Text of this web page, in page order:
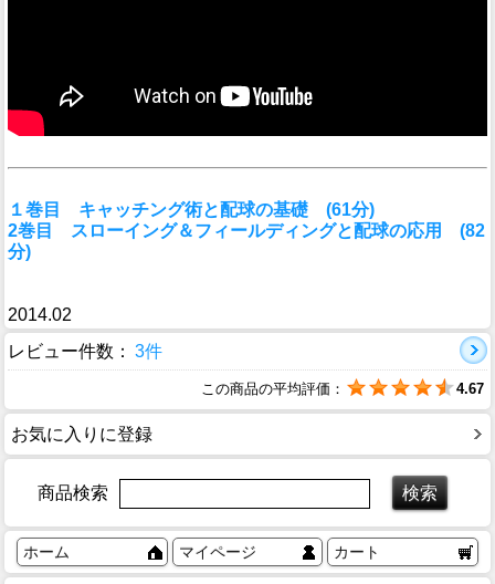
１巻目 キャッチング術と配球の基礎 (61分)
2巻目 スローイング＆フィールディングと配球の応用 (82
分)
2014.02
レビュー件数： 3件
この商品の平均評価： 4.67
お気に入りに登録
商品検索
ホーム マイページ カート